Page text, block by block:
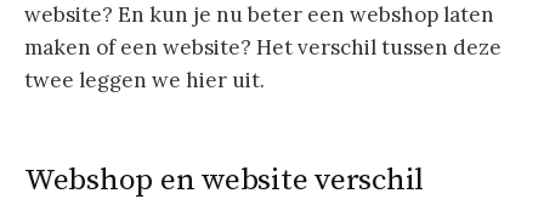
website? En kun je nu beter een webshop laten
maken of een website? Het verschil tussen deze
twee leggen we hier uit.
Webshop en website verschil